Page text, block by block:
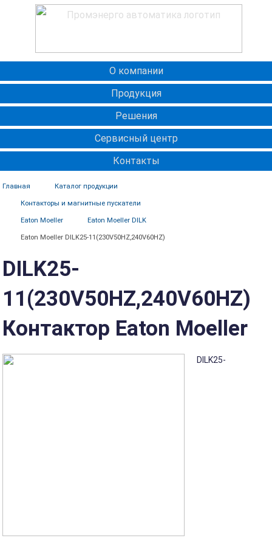
О компании
Продукция
Решения
Сервисный центр
Контакты
Главная Каталог продукции
Контакторы и магнитные пускатели
Eaton Moeller Eaton Moeller DILK
Eaton Moeller DILK25-11(230V50HZ,240V60HZ)
DILK25-
11(230V50HZ,240V60HZ)
Контактор Eaton Moeller
DILK25-